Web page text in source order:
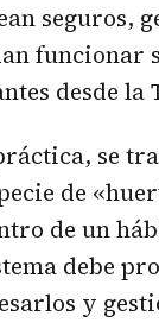
seguros,
funcionar
desde la
se
de
de un
debe
y